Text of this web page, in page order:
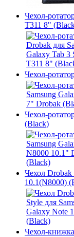
Чехол-
T311 8"
Чехол-
Чехол-
(Black)
Чехол Drobak
10.1(N8000)
Чехол-